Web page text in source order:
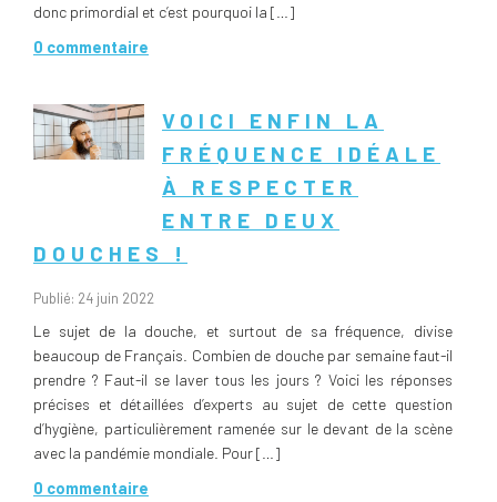
donc primordial et c’est pourquoi la […]
0 commentaire
VOICI ENFIN LA
FRÉQUENCE IDÉALE
À RESPECTER
ENTRE DEUX
DOUCHES !
Publié: 24 juin 2022
Le sujet de la douche, et surtout de sa fréquence, divise
beaucoup de Français. Combien de douche par semaine faut-il
prendre ? Faut-il se laver tous les jours ? Voici les réponses
précises et détaillées d’experts au sujet de cette question
d’hygiène, particulièrement ramenée sur le devant de la scène
avec la pandémie mondiale. Pour […]
0 commentaire